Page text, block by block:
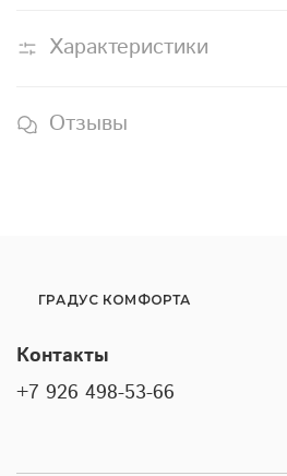
Характеристики
Отзывы
ГРАДУС КОМФОРТА
Контакты
+7 926 498-53-66